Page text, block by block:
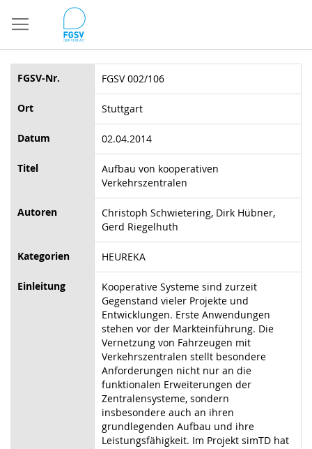
zum
Inhalt
FGSV-Nr. FGSV 002/106
Ort Stuttgart
Datum 02.04.2014
Titel
Aufbau von kooperativen
Verkehrszentralen
Autoren
Christoph Schwietering, Dirk Hübner,
Gerd Riegelhuth
Kategorien HEUREKA
Einleitung
Kooperative Systeme sind zurzeit
Gegenstand vieler Projekte und
Entwicklungen. Erste Anwendungen
stehen vor der Markteinführung. Die
Vernetzung von Fahrzeugen mit
Verkehrszentralen stellt besondere
Anforderungen nicht nur an die
funktionalen Erweiterungen der
Zentralensysteme, sondern
insbesondere auch an ihren
grundlegenden Aufbau und ihre
Leistungsfähigkeit. Im Projekt simTD hat